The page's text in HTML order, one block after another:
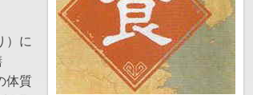
）に
体質